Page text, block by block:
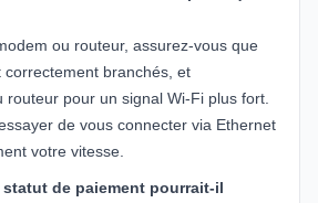
ou routeur, assurez-vous que
correctement branchés, et
routeur pour un signal Wi-Fi plus fort.
de vous connecter via Ethernet
votre vitesse.
de paiement pourrait-il